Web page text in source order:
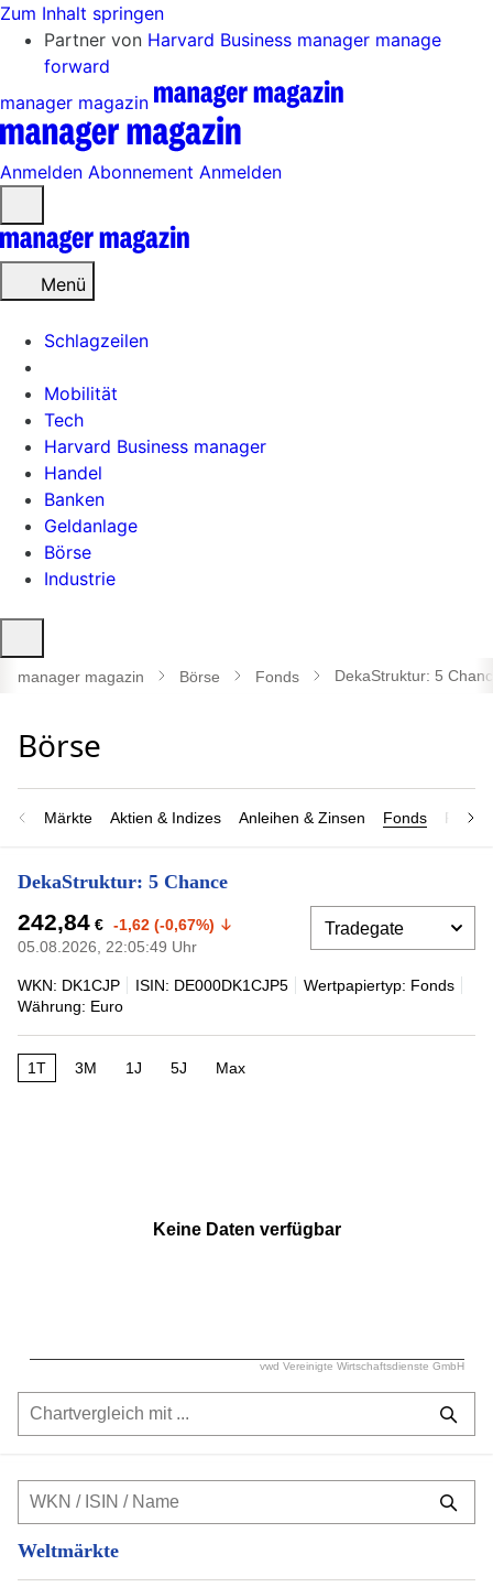
Zum Inhalt springen
Partner von Harvard Business manager manage
forward
manager magazin
Anmelden Abonnement Anmelden
öffnen
Menü
Schlagzeilen
Mobilität
Tech
Harvard Business manager
Handel
Banken
Geldanlage
Börse
Industrie
öffnen
manager magazin Börse Fonds DekaStruktur: 5
Märkte Aktien & Indizes Anleihen & Zinsen Fonds
DekaStruktur: 5 Chance
242,84 € -1,62 (-0,67%)
05.08.2026, 22:05:49 Uhr
WKN: DK1CJP ISIN: DE000DK1CJP5
Wertpapiertyp: Fonds
Währung: Euro
1T 3M 1J 5J Max
vwd Vereinigte Wirtschaftsdienste GmbH
Keine Daten verfügbar
Weltmärkte